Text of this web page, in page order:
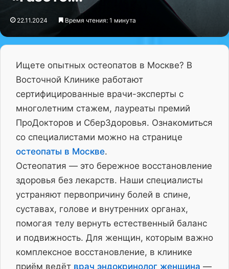
22.11.2024 Время чтения: 1 минута
Ищете опытных остеопатов в Москве? В
Восточной Клинике работают
сертифицированные врачи-эксперты с
многолетним стажем, лауреаты премий
ПроДокторов и СберЗдоровья. Ознакомиться
со специалистами можно на странице
остеопаты в Москве.
Остеопатия — это бережное восстановление
здоровья без лекарств. Наши специалисты
устраняют первопричину болей в спине,
суставах, голове и внутренних органах,
помогая телу вернуть естественный баланс
и подвижность. Для женщин, которым важно
комплексное восстановление, в клинике
приём ведёт врач эндокринолог женщина —